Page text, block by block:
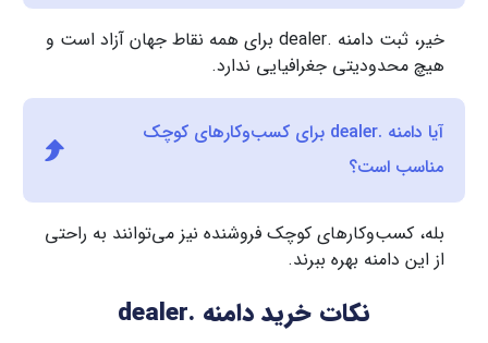
خیر، ثبت دامنه .dealer برای همه نقاط جهان آزاد است و
هیچ محدودیتی جغرافیایی ندارد.
آیا دامنه .dealer برای کسب‌وکارهای کوچک
مناسب است؟
بله، کسب‌وکارهای کوچک فروشنده نیز می‌توانند به راحتی
از این دامنه بهره ببرند.
نکات خرید دامنه .dealer